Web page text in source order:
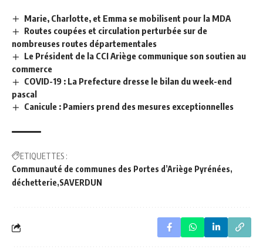
Marie, Charlotte, et Emma se mobilisent pour la MDA
Routes coupées et circulation perturbée sur de
nombreuses routes départementales
Le Président de la CCI Ariège communique son soutien au
commerce
COVID-19 : La Prefecture dresse le bilan du week-end
pascal
Canicule : Pamiers prend des mesures exceptionnelles
ETIQUETTES :
Communauté de communes des Portes d’Ariège Pyrénées
déchetterie SAVERDUN